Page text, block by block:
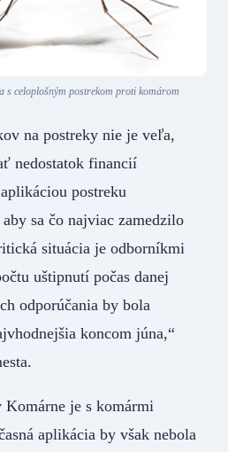
s celoplošným postrekom proti komárom
na postreky nie je veľa,
nedostatok financií
postreku
sa čo najviac zamedzilo
situácia je odborníkmi
uštipnutí počas danej
odporúčania by bola
koncom júna,“
mesta.
je s komármi
aplikácia by však nebola